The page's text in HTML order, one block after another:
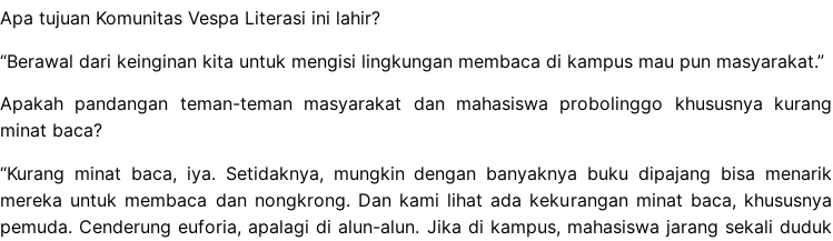
Apa tujuan Komunitas Vespa Literasi ini lahir?
“Berawal dari keinginan kita untuk mengisi lingkungan membaca di kampus mau pun masyarakat.”
Apakah pandangan teman-teman masyarakat dan mahasiswa probolinggo khususnya kurang
minat baca?
“Kurang minat baca, iya. Setidaknya, mungkin dengan banyaknya buku dipajang bisa menarik
mereka untuk membaca dan nongkrong. Dan kami lihat ada kekurangan minat baca, khususnya
pemuda. Cenderung euforia, apalagi di alun-alun. Jika di kampus, mahasiswa jarang sekali duduk